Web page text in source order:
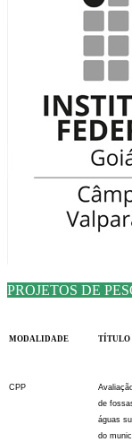
PROJETOS DE
MODALIDADE TÍTULO
CPP
de
águas
do